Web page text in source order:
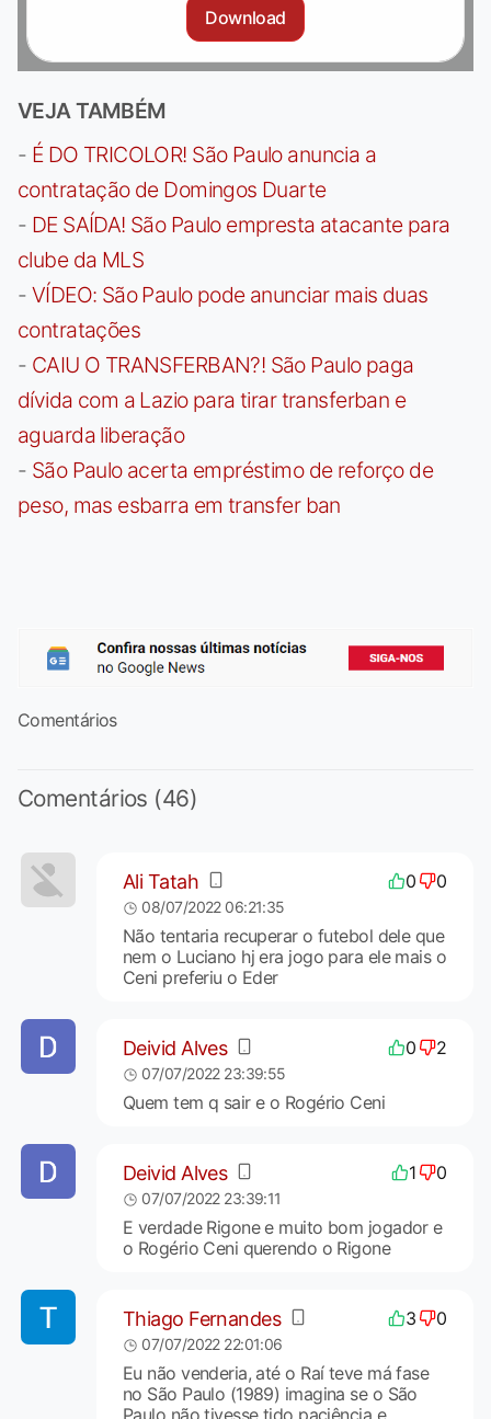
Download
VEJA TAMBÉM
- É DO TRICOLOR! São Paulo anuncia a
contratação de Domingos Duarte
- DE SAÍDA! São Paulo empresta atacante para
clube da MLS
- VÍDEO: São Paulo pode anunciar mais duas
contratações
- CAIU O TRANSFERBAN?! São Paulo paga
dívida com a Lazio para tirar transferban e
aguarda liberação
- São Paulo acerta empréstimo de reforço de
peso, mas esbarra em transfer ban
Comentários
Comentários (46)
Ali Tatah 0 0
08/07/2022 06:21:35
Não tentaria recuperar o futebol dele que
nem o Luciano hj era jogo para ele mais o
Ceni preferiu o Eder
Deivid Alves 0 2
07/07/2022 23:39:55
Quem tem q sair e o Rogério Ceni
Deivid Alves 1 0
07/07/2022 23:39:11
E verdade Rigone e muito bom jogador e
o Rogério Ceni querendo o Rigone
Thiago Fernandes 3 0
07/07/2022 22:01:06
Eu não venderia, até o Raí teve má fase
no São Paulo (1989) imagina se o São